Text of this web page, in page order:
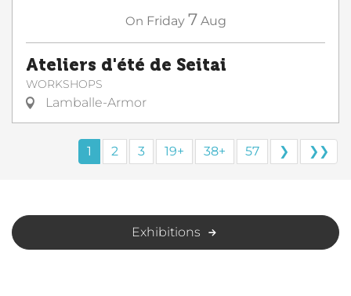
On Friday 7 Aug
Ateliers d'été de Seitai
WORKSHOPS
Lamballe-Armor
1 2 3 19+ 38+ 57 ❯ ❯❯
Exhibitions